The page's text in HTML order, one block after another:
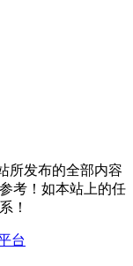
所发布的全部内容
考！如本站上的任
！
台